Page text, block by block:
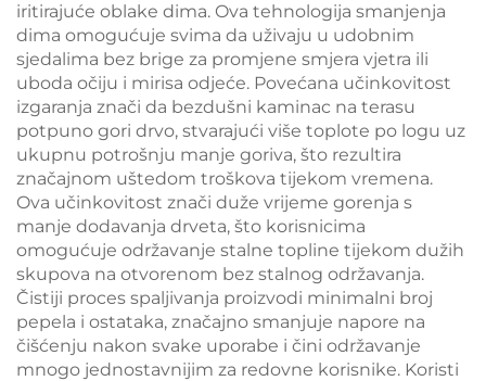
iritirajuće oblake dima. Ova tehnologija smanjenja
dima omogućuje svima da uživaju u udobnim
sjedalima bez brige za promjene smjera vjetra ili
uboda očiju i mirisa odjeće. Povećana učinkovitost
izgaranja znači da bezdušni kaminac na terasu
potpuno gori drvo, stvarajući više toplote po logu uz
ukupnu potrošnju manje goriva, što rezultira
značajnom uštedom troškova tijekom vremena.
Ova učinkovitost znači duže vrijeme gorenja s
manje dodavanja drveta, što korisnicima
omogućuje održavanje stalne topline tijekom dužih
skupova na otvorenom bez stalnog održavanja.
Čistiji proces spaljivanja proizvodi minimalni broj
pepela i ostataka, značajno smanjuje napore na
čišćenju nakon svake uporabe i čini održavanje
mnogo jednostavnijim za redovne korisnike. Koristi